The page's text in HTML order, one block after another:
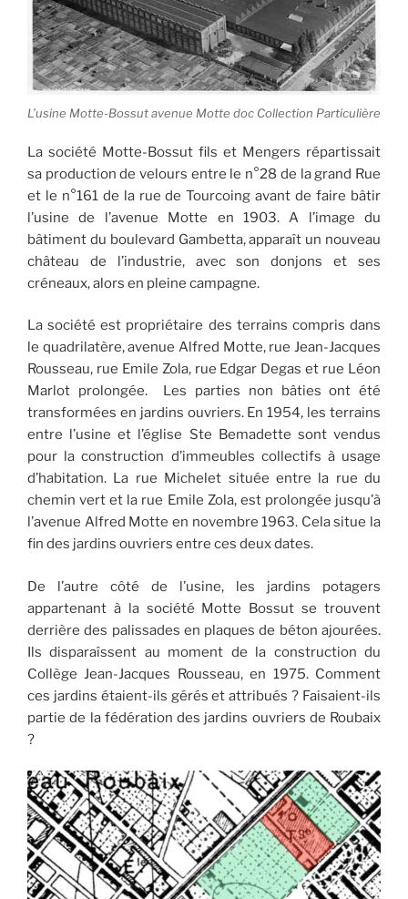
L’usine Motte-Bossut avenue Motte doc Collection Particulière
La société Motte-Bossut fils et Mengers répartissait
sa production de velours entre le n°28 de la grand Rue
et le n°161 de la rue de Tourcoing avant de faire bâtir
l’usine de l’avenue Motte en 1903. A l’image du
bâtiment du boulevard Gambetta, apparaît un nouveau
château de l’industrie, avec son donjons et ses
créneaux, alors en pleine campagne.
La société est propriétaire des terrains compris dans
le quadrilatère, avenue Alfred Motte, rue Jean-Jacques
Rousseau, rue Emile Zola, rue Edgar Degas et rue Léon
Marlot prolongée. Les parties non bâties ont été
transformées en jardins ouvriers. En 1954, les terrains
entre l’usine et l’église Ste Bemadette sont vendus
pour la construction d’immeubles collectifs à usage
d’habitation. La rue Michelet située entre la rue du
chemin vert et la rue Emile Zola, est prolongée jusqu’à
l’avenue Alfred Motte en novembre 1963. Cela situe la
fin des jardins ouvriers entre ces deux dates.
De l’autre côté de l’usine, les jardins potagers
appartenant à la société Motte Bossut se trouvent
derrière des palissades en plaques de béton ajourées.
Ils disparaîssent au moment de la construction du
Collège Jean-Jacques Rousseau, en 1975. Comment
ces jardins étaient-ils gérés et attribués ? Faisaient-ils
partie de la fédération des jardins ouvriers de Roubaix
?